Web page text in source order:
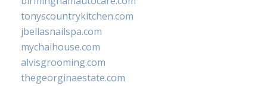
tonyscountrykitchen.com
jbellasnailspa.com
mychaihouse.com
alvisgrooming.com
thegeorginaestate.com